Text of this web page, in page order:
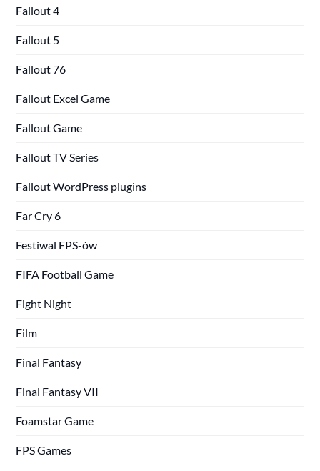
Fallout 4
Fallout 5
Fallout 76
Fallout Excel Game
Fallout Game
Fallout TV Series
Fallout WordPress plugins
Far Cry 6
Festiwal FPS-ów
FIFA Football Game
Fight Night
Film
Final Fantasy
Final Fantasy VII
Foamstar Game
FPS Games